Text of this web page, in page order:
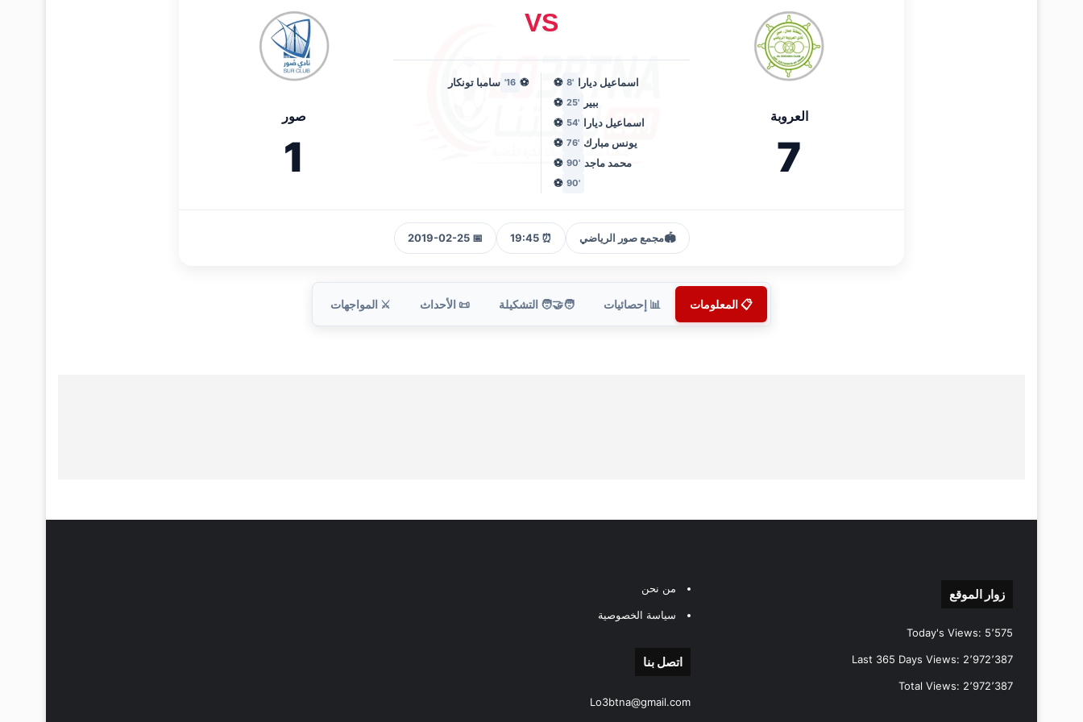
العروبة
7
VS
اسماعيل ديارا '8
⚽
ببير
'25
⚽
اسماعيل ديارا '54
⚽
يونس مبارك '76
⚽
محمد ماجد '90
⚽
'90
⚽
⚽
16' سامبا تونكار
صور
1
🏟️مجمع صور الرياضي ⏰ 19:45
📅 2019-02-25
📋 المعلومات 📊 إحصائيات 🧑‍🤝‍🧑 التشكيلة 📜 الأحداث ⚔️ المواجهات
زوار الموقع
Today's Views: 5٬575
Last 365 Days Views: 2٬972٬387
Total Views: 2٬972٬387
من نحن
سياسة الخصوصية
اتصل بنا
Lo3btna@gmail.com